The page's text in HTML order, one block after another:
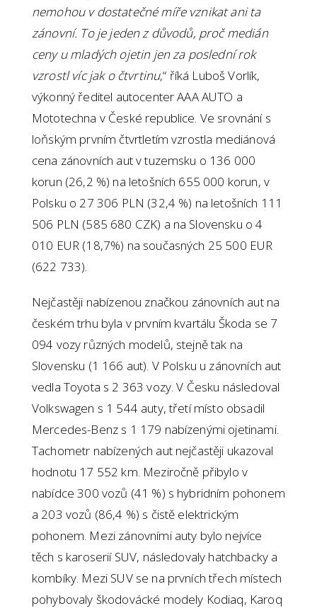
nemohou v dostatečné míře vznikat ani ta
zánovní. To je jeden z důvodů, proč medián
ceny u mladých ojetin jen za poslední rok
vzrostl víc jak o čtvrtinu,“ říká Luboš Vorlík,
výkonný ředitel autocenter AAA AUTO a
Mototechna v České republice. Ve srovnání s
loňským prvním čtvrtletím vzrostla mediánová
cena zánovních aut v tuzemsku o 136 000
korun (26,2 %) na letošních 655 000 korun, v
Polsku o 27 306 PLN (32,4 %) na letošních 111
506 PLN (585 680 CZK) a na Slovensku o 4
010 EUR (18,7%) na současných 25 500 EUR
(622 733).
Nejčastěji nabízenou značkou zánovních aut na
českém trhu byla v prvním kvartálu Škoda se 7
094 vozy různých modelů, stejně tak na
Slovensku (1 166 aut). V Polsku u zánovních aut
vedla Toyota s 2 363 vozy. V Česku následoval
Volkswagen s 1 544 auty, třetí místo obsadil
Mercedes-Benz s 1 179 nabízenými ojetinami.
Tachometr nabízených aut nejčastěji ukazoval
hodnotu 17 552 km. Meziročně přibylo v
nabídce 300 vozů (41 %) s hybridním pohonem
a 203 vozů (86,4 %) s čistě elektrickým
pohonem. Mezi zánovními auty bylo nejvíce
těch s karoserií SUV, následovaly hatchbacky a
kombíky. Mezi SUV se na prvních třech místech
pohybovaly škodovácké modely Kodiaq, Karoq